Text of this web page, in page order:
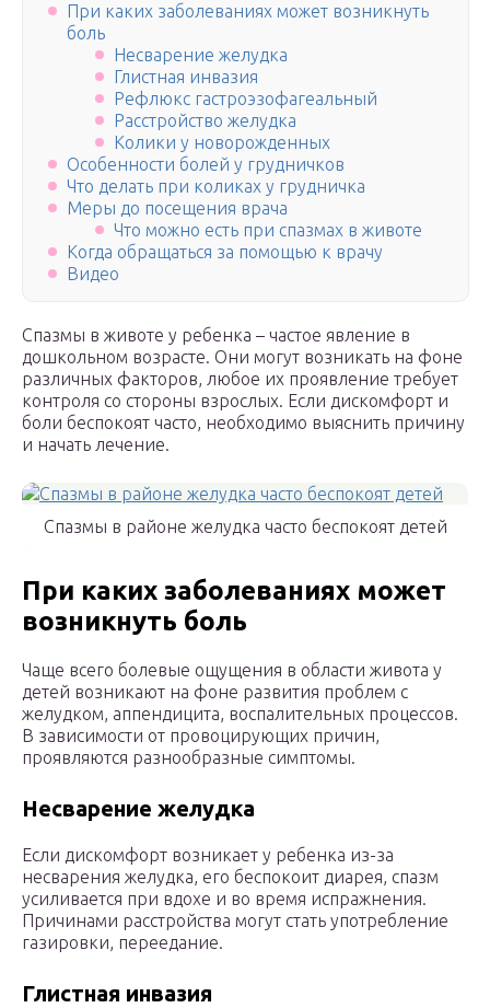
При каких заболеваниях может возникнуть
боль
Несварение желудка
Глистная инвазия
Рефлюкс гастроэзофагеальный
Расстройство желудка
Колики у новорожденных
Особенности болей у грудничков
Что делать при коликах у грудничка
Меры до посещения врача
Что можно есть при спазмах в животе
Когда обращаться за помощью к врачу
Видео
Спазмы в животе у ребенка – частое явление в
дошкольном возрасте. Они могут возникать на фоне
различных факторов, любое их проявление требует
контроля со стороны взрослых. Если дискомфорт и
боли беспокоят часто, необходимо выяснить причину
и начать лечение.
Спазмы в районе желудка часто беспокоят детей
При каких заболеваниях может
возникнуть боль
Чаще всего болевые ощущения в области живота у
детей возникают на фоне развития проблем с
желудком, аппендицита, воспалительных процессов.
В зависимости от провоцирующих причин,
проявляются разнообразные симптомы.
Несварение желудка
Если дискомфорт возникает у ребенка из-за
несварения желудка, его беспокоит диарея, спазм
усиливается при вдохе и во время испражнения.
Причинами расстройства могут стать употребление
газировки, переедание.
Глистная инвазия